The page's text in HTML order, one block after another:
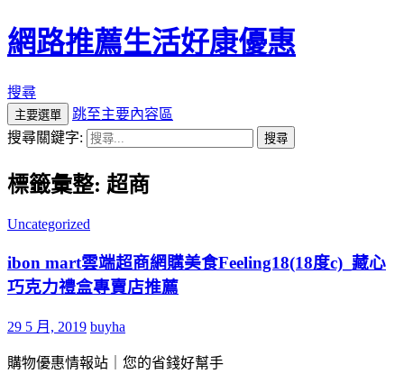
網路推薦生活好康優惠
搜尋
主要選單
跳至主要內容區
搜尋關鍵字:
標籤彙整: 超商
Uncategorized
ibon mart雲端超商網購美食Feeling18(18度c)_藏心
巧克力禮盒專賣店推薦
29 5 月, 2019 buyha
購物優惠情報站｜您的省錢好幫手